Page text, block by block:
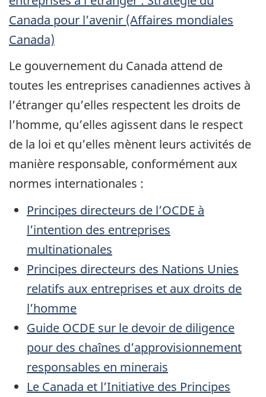
Canada pour l’avenir (Affaires mondiales
Canada)
Le gouvernement du Canada attend de
toutes les entreprises canadiennes actives à
l’étranger qu’elles respectent les droits de
l’homme, qu’elles agissent dans le respect
de la loi et qu’elles mènent leurs activités de
manière responsable, conformément aux
normes internationales :
Principes directeurs de l’OCDE à
l’intention des entreprises
multinationales
Principes directeurs des Nations Unies
relatifs aux entreprises et aux droits de
l’homme
Guide OCDE sur le devoir de diligence
pour des chaînes d’approvisionnement
responsables en minerais
Le Canada et l’Initiative des Principes